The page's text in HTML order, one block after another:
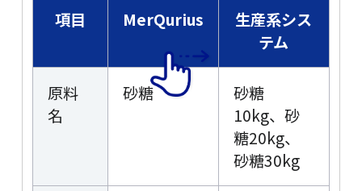
項目 MerQurius
生産系シス
テム
原料
名
砂糖
砂糖
10kg、砂
糖20kg、
砂糖30kg